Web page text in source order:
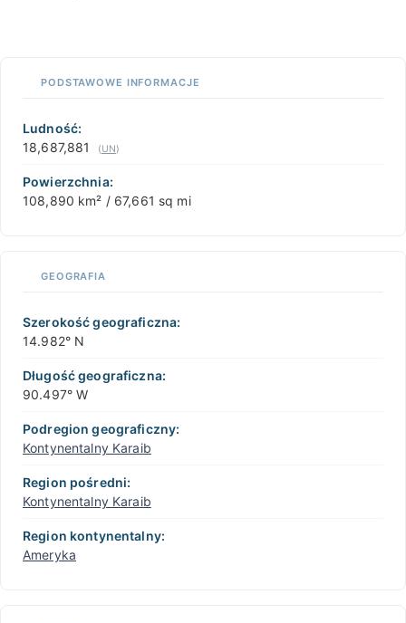
−
PODSTAWOWE INFORMACJE
Ludność:
18,687,881
(UN)
Powierzchnia:
108,890 km² / 67,661 sq mi
GEOGRAFIA
Szerokość geograficzna:
14.982° N
Długość geograficzna:
90.497° W
Podregion geograficzny:
Kontynentalny Karaib
Region pośredni:
Kontynentalny Karaib
Region kontynentalny:
Ameryka